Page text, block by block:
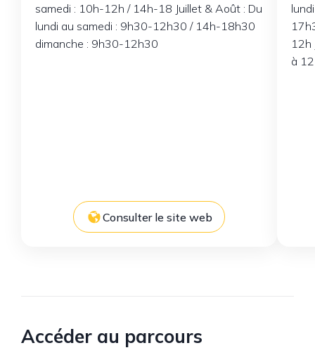
samedi : 10h-12h / 14h-18 Juillet & Août : Du
lundi au samedi : 9h30-12h30 / 14h-18h30
dimanche : 9h30-12h30
Consulter le site web
12h
à
Accéder au parcours